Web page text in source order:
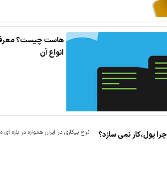
هاست چیست؟
انواع آن
چرا پول،کار نمی سازد؟ نرخ بیکاری در ایران همواره در بازه ای میان 9.5درصد تا 11.5درصد در